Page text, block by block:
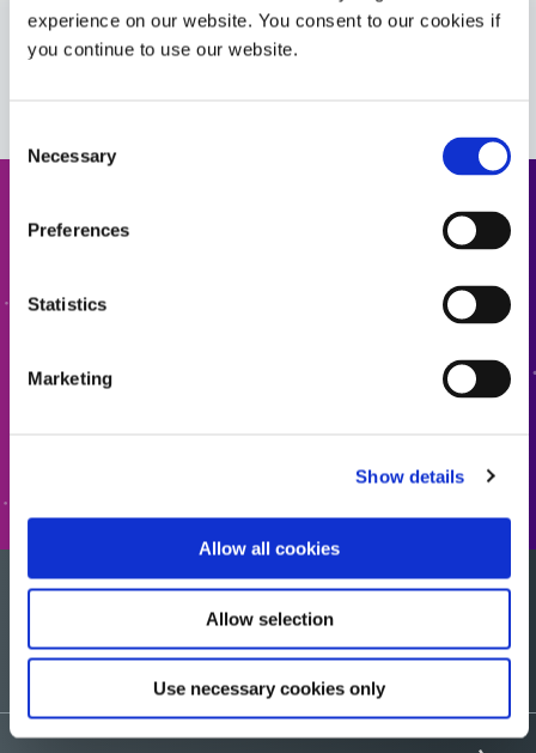
experience on our website. You consent to our cookies if
you continue to use our website.
Selection
Necessary
Preferences
Statistics
Marketing
Show details
Allow all cookies
Allow selection
Use necessary cookies only
Guide : Assemblage de lentilles et de fibres optiques
(Europe|DE)
VIEW MORE
Demander un devis
Prêt à passer à l'étape suivante ? Un membre de l'équipe
ACCÉDER AU FORMULAIRE
Souhaitez-vous un échantillon ?